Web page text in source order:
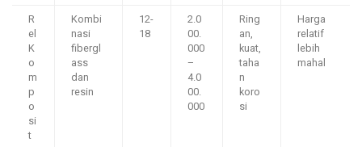
R
el
K
o
m
p
o
si
t
Kombi
nasi
fibergl
ass
dan
resin
12-
18
2.0
00.
000
–
4.0
00.
000
Ring
an,
kuat,
taha
n
koro
si
Harga
relatif
lebih
mahal